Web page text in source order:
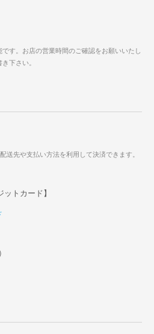
す。お店の営業時間のご確認をお願いいたし
下さい。
送先や支払い方法を利用して決済できます。
トカード】